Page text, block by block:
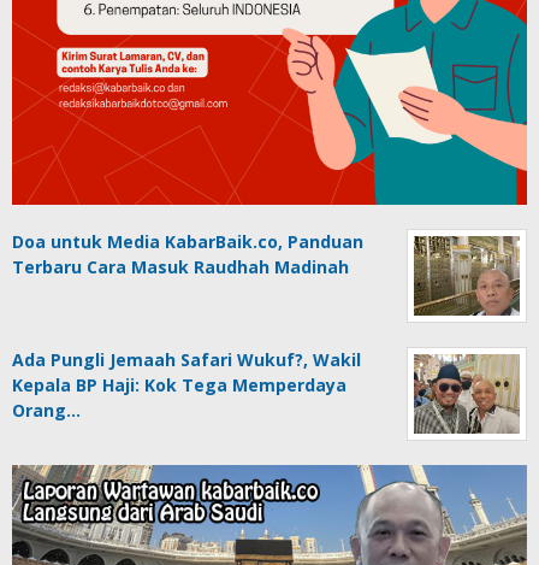
Doa untuk Media KabarBaik.co, Panduan
Terbaru Cara Masuk Raudhah Madinah
Ada Pungli Jemaah Safari Wukuf?, Wakil
Kepala BP Haji: Kok Tega Memperdaya
Orang…